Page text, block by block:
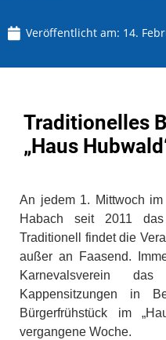
Veröffentlicht am: 14.
Traditionelles
„Haus
An jedem 1. Mittwoch
Habach seit 2011 das
Traditionell findet die
außer an Faasend.
Karnevalsverein
Kappensitzungen in
Bürgerfrühstück im
vergangene Woche.